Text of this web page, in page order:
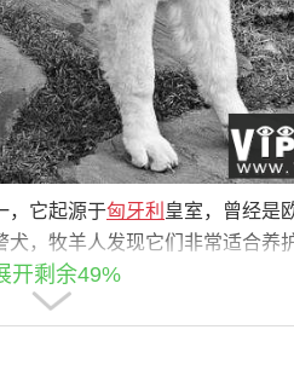
，它起源于匈牙利 皇室，曾经是
，牧羊人发现它们非常适合养
它成为皇室品种，不能归伯爵
开剩余49%